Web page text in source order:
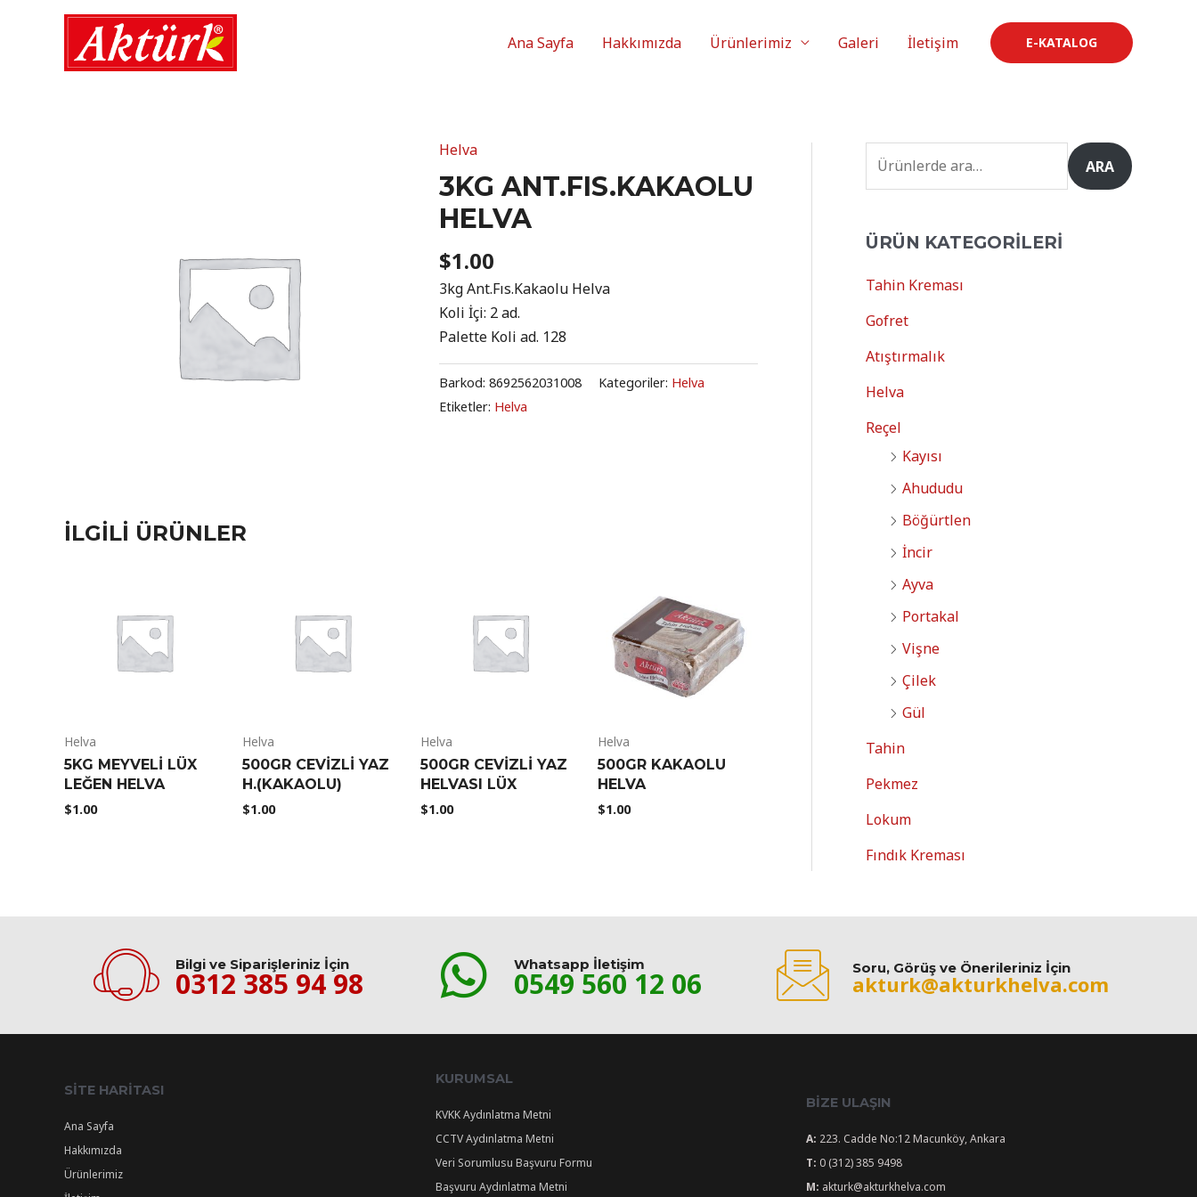
Ana Sayfa Hakkımızda Ürünlerimiz Galeri İletişim E-KATALOG
Helva
3KG ANT.FIS.KAKAOLU
HELVA
$1.00
3kg Ant.Fıs.Kakaolu Helva
Koli İçi: 2 ad.
Palette Koli ad. 128
Barkod: 8692562031008 Kategoriler: Helva
Etiketler: Helva
İLGILI ÜRÜNLER
Helva
5KG MEYVELI LÜX
LEĞEN HELVA
$1.00
Helva
500GR CEVIZLI YAZ
H.(KAKAOLU)
$1.00
Helva
500GR CEVIZLI YAZ
HELVASI LÜX
$1.00
Helva
500GR KAKAOLU
HELVA
$1.00
ARA
ÜRÜN KATEGORILERI
Tahin Kreması
Gofret
Atıştırmalık
Helva
Reçel
Kayısı
Ahududu
Böğürtlen
İncir
Ayva
Portakal
Vişne
Çilek
Gül
Tahin
Pekmez
Lokum
Fındık Kreması
Bilgi ve Siparişleriniz İçin
0312 385 94 98
Whatsapp İletişim
0549 560 12 06 Soru, Görüş ve Önerileriniz İçin
akturk@akturkhelva.com
SITE HARITASI
Ana Sayfa
Hakkımızda
Ürünlerimiz
KURUMSAL
KVKK Aydınlatma Metni
CCTV Aydınlatma Metni
Veri Sorumlusu Başvuru Formu
Başvuru Aydınlatma Metni
BIZE ULAŞIN
A: 223. Cadde No:12 Macunköy, Ankara
T: 0 (312) 385 9498
M: akturk@akturkhelva.com